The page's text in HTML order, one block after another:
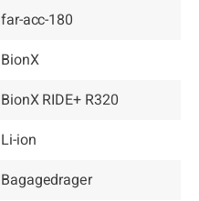
far-acc-180
BionX
BionX RIDE+ R320
Li-ion
Bagagedrager